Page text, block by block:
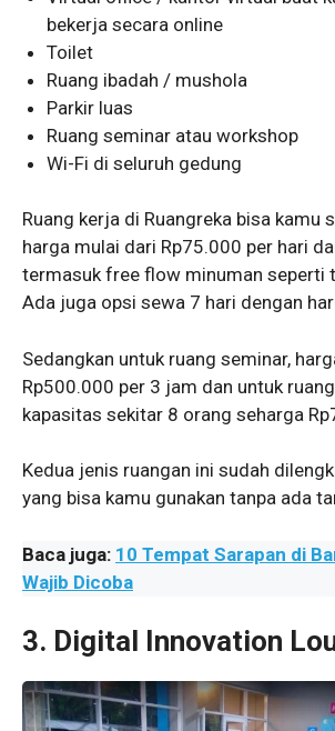
bekerja secara online
Toilet
Ruang ibadah / mushola
Parkir luas
Ruang seminar atau workshop
Wi-Fi di seluruh gedung
Ruang kerja di Ruangreka bisa kamu
harga mulai dari Rp75.000 per hari
termasuk free flow minuman seperti
Ada juga opsi sewa 7 hari dengan
Sedangkan untuk ruang seminar,
Rp500.000 per 3 jam dan untuk
kapasitas sekitar 8 orang seharga
Kedua jenis ruangan ini sudah
yang bisa kamu gunakan tanpa ada
Baca juga: 10 Tempat Sarapan di
Wajib Dicoba
3. Digital Innovation